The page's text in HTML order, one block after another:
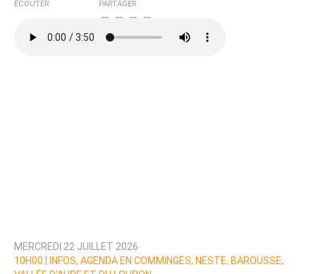
ÉCOUTER PARTAGER
MERCREDI 22 JUILLET 2026
10H00 |
INFOS, AGENDA EN COMMINGES, NESTE, BAROUSSE,